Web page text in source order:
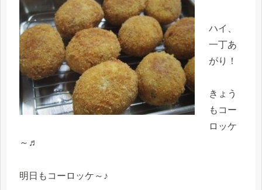
ハイ、
一丁あ
がり！
きょう
もコー
ロッケ
～♬
明日もコーロッケ～♪